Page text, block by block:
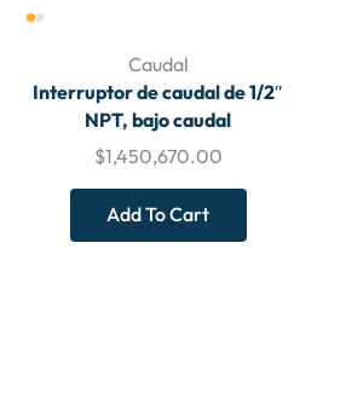
Caudal
Interruptor de caudal de 1/2″
NPT, bajo caudal
$1,450,670.00
Add To Cart